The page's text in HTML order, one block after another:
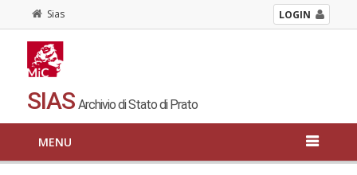
Sias LOGIN
SIAS Archivio di Stato di Prato
MENU